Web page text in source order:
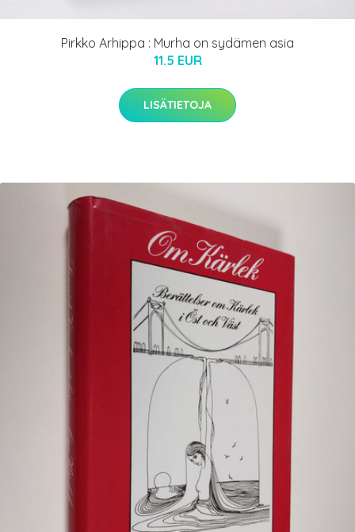
Pirkko Arhippa : Murha on sydämen asia
11.5 EUR
LISÄTIETOJA